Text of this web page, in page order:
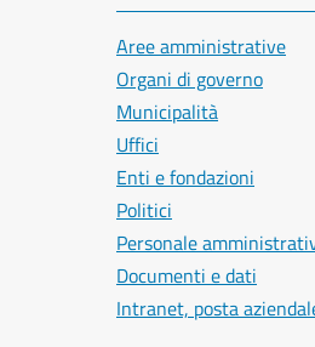
Aree amministrative
Organi di governo
Municipalità
Uffici
Enti e fondazioni
Politici
Personale
Documenti e dati
Intranet, posta